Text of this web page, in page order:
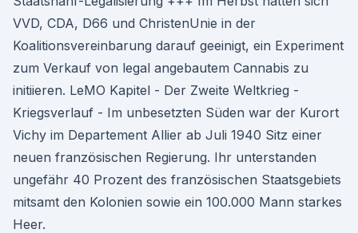
VVD, CDA, D66 und ChristenUnie in der
Koalitionsvereinbarung darauf geeinigt, ein Experiment
zum Verkauf von legal angebautem Cannabis zu
initiieren. LeMO Kapitel - Der Zweite Weltkrieg -
Kriegsverlauf - Im unbesetzten Süden war der Kurort
Vichy im Departement Allier ab Juli 1940 Sitz einer
neuen französischen Regierung. Ihr unterstanden
ungefähr 40 Prozent des französischen Staatsgebiets
mitsamt den Kolonien sowie ein 100.000 Mann starkes
Heer.